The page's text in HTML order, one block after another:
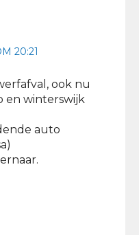
20:21
ook nu
en winterswijk
auto